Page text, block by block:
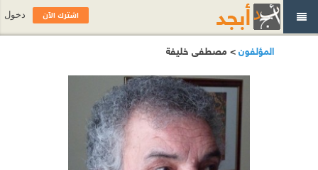
المؤلفون> مصطفى خليفة
اشترك الآن دخول